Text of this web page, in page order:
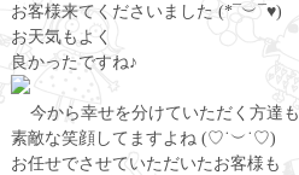
お客様来てくださいました (*¯︶¯♥)
お天気もよく
良かったですね♪
今から幸せを分けていただく方達も
素敵な笑顔してますよね (♡˙︶˙♡)
お任せでさせていただいたお客様も